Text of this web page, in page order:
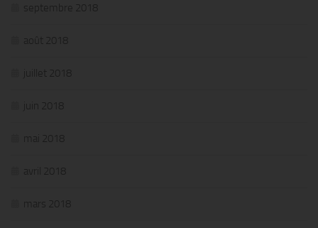
septembre 2018
août 2018
juillet 2018
juin 2018
mai 2018
avril 2018
mars 2018